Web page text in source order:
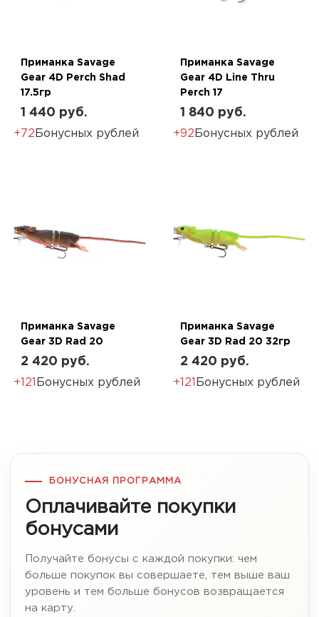
Приманка Savage
Gear 4D Perch Shad
17.5гр
1 440 руб.
+72 Бонусных рублей
Приманка Savage
Gear 4D Line Thru
Perch 17
1 840 руб.
+92 Бонусных рублей
Приманка Savage
Gear 3D Rad 20
2 420 руб.
+121 Бонусных рублей
Приманка Savage
Gear 3D Rad 20 32гр
2 420 руб.
+121 Бонусных рублей
БОНУСНАЯ ПРОГРАММА
Оплачивайте покупки
бонусами
Получайте бонусы с каждой покупки: чем
больше покупок вы совершаете, тем выше ваш
уровень и тем больше бонусов возвращается
на карту.